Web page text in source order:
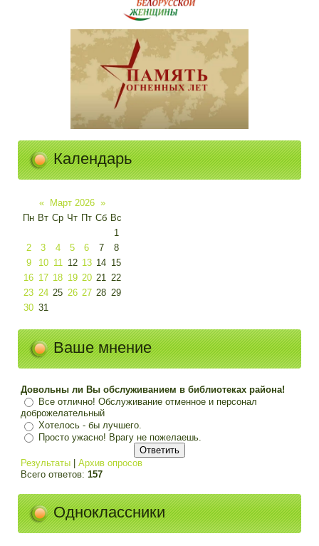
Календарь
« Март 2026 »
Пн Вт Ср Чт Пт Сб Вс
1
2
3 4 5 6 7
8
9
10 11 12 13 14 15
16 17 18 19 20 21
22
23 24 25 26 27 28 29
30 31
Ваше мнение
Довольны ли Вы обслуживанием в библиотеках района!
Все отлично! Обслуживание отменное и персонал
доброжелательный
Хотелось - бы лучшего.
Просто ужасно! Врагу не пожелаешь.
Результаты |Архив опросов
Всего ответов:157
Одноклассники